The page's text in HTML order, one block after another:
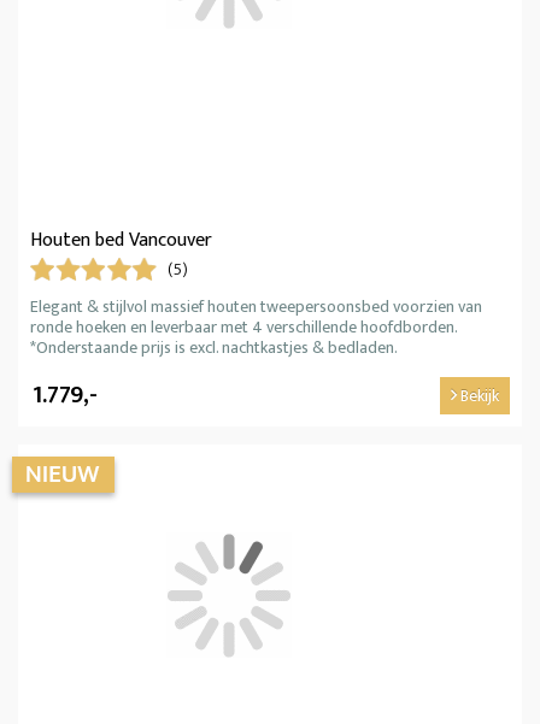
Houten bed Vancouver
(5)
Elegant & stijlvol massief houten tweepersoonsbed voorzien van
ronde hoeken en leverbaar met 4 verschillende hoofdborden.
*Onderstaande prijs is excl. nachtkastjes & bedladen.
1.779,- Bekijk